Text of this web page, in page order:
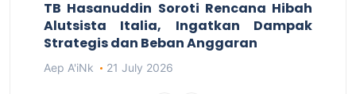
TB Hasanuddin Soroti Rencana Hibah
Alutsista Italia, Ingatkan Dampak
Strategis dan Beban Anggaran
Aep A'iNk 21 July 2026